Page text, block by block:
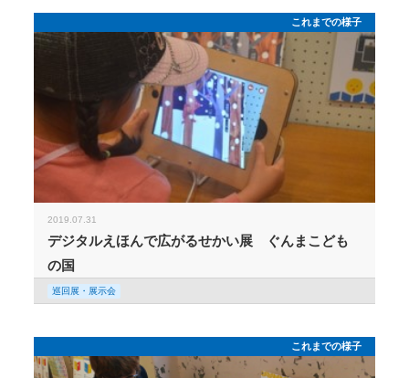
これまでの様子
2019.07.31
デジタルえほんで広がるせかい展 ぐんまこども
の国
巡回展・展示会
これまでの様子